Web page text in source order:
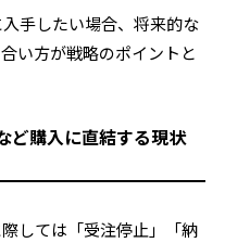
手したい場合、将来的な
い方が戦略のポイントと
ど購入に直結する現状
しては「受注停止」「納